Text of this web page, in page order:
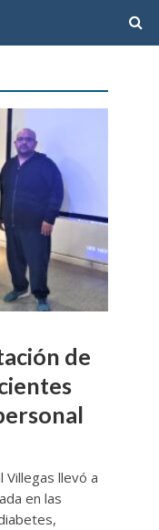
de
Villegas llevó a
en las